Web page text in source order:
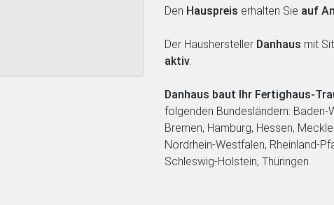
Den Hauspreis erhalten Sie auf
Der Haushersteller Danhaus mit
aktiv
Danhaus baut Ihr Fertighaus-
folgenden Bundesländern: Baden-
Bremen, Hamburg, Hessen,
Nordrhein-Westfalen, Rheinland-
Schleswig-Holstein, Thüringen.